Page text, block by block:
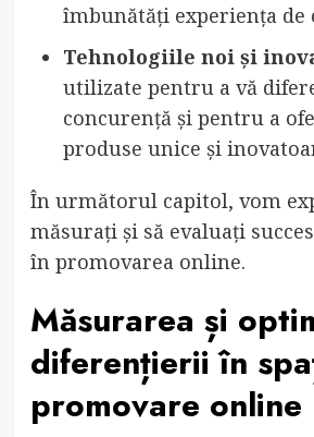
îmbunătăți experiența de
Tehnologiile noi și
utilizate pentru a vă
concurență și pentru a
produse unice și
În următorul capitol, vom
măsurați și să evaluați
în promovarea online.
Măsurarea și
diferențierii în
promovare online